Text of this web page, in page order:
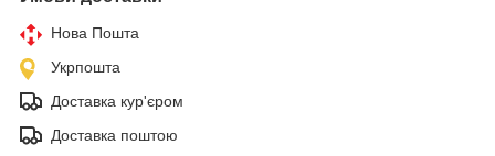
Нова Пошта
Укрпошта
Доставка кур'єром
Доставка поштою